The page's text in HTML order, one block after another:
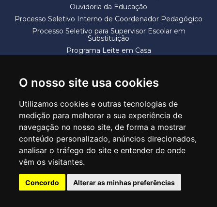
O nosso site usa cookies
Utilizamos cookies e outras tecnologias de
medição para melhorar a sua experiência de
navegação no nosso site, de forma a mostrar
conteúdo personalizado, anúncios direcionados,
analisar o tráfego do site e entender de onde
vêm os visitantes.
Concordo Alterar as minhas preferências
Ouvidoria da Educação
Processo Seletivo Interno de Coordenador Pedagógico
Processo Seletivo para Supervisor Escolar em
Substituição
Programa Leite em Casa
SECRETARIA DE EDUCAÇÃO
Rua Claudino Barbosa, 313 - Macedo - Guarulhos/SP CEP 07113-040
Central de Atendimento: *55 11 2475-7300